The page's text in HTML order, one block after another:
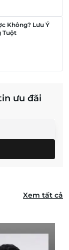
Không? Lưu Ý
Tuột
ưu đãi
Xem tất cả